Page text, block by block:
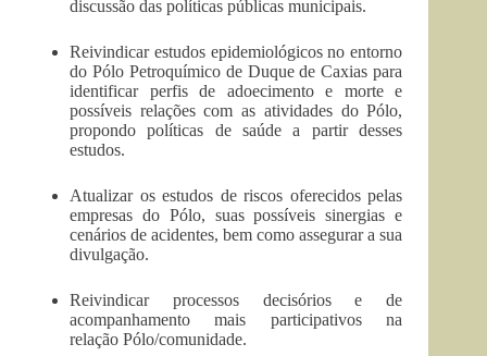
discussão das políticas públicas municipais.
Reivindicar estudos epidemiológicos no entorno
do Pólo Petroquímico de Duque de Caxias para
identificar perfis de adoecimento e morte e
possíveis relações com as atividades do Pólo,
propondo políticas de saúde a partir desses
estudos.
Atualizar os estudos de riscos oferecidos pelas
empresas do Pólo, suas possíveis sinergias e
cenários de acidentes, bem como assegurar a sua
divulgação.
Reivindicar processos decisórios e de
acompanhamento mais participativos na
relação Pólo/comunidade.